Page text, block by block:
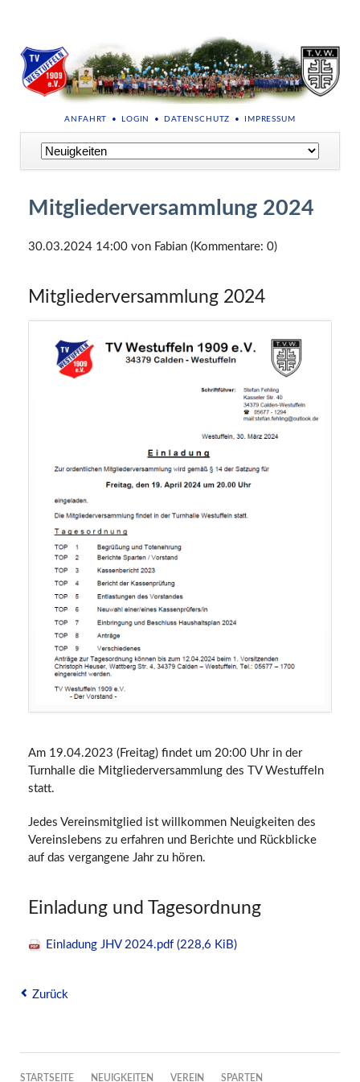
NAVIGATION
ANFAHRT LOGIN DATENSCHUTZ IMPRESSUM
Navigation
überspringen
Mitgliederversammlung 2024
30.03.2024 14:00von Fabian (Kommentare: 0)
Mitgliederversammlung 2024
Am 19.04.2023 (Freitag) findet um 20:00 Uhr in der
Turnhalle die Mitgliederversammlung des TV Westuffeln
statt.
Jedes Vereinsmitglied ist willkommen Neuigkeiten des
Vereinslebens zu erfahren und Berichte und Rückblicke
auf das vergangene Jahr zu hören.
Einladung und Tagesordnung
Einladung JHV 2024.pdf (228,6 KiB)
Zurück
NAVIGATION
STARTSEITE NEUIGKEITEN VEREIN SPARTEN